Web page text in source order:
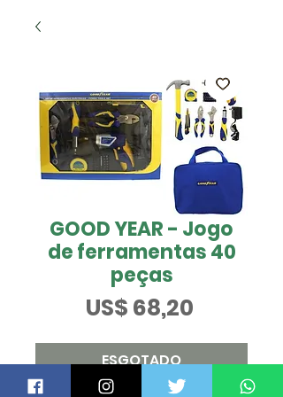
GOOD YEAR - Jogo
de ferramentas 40
peças
US$ 68,20Preço
ESGOTADO